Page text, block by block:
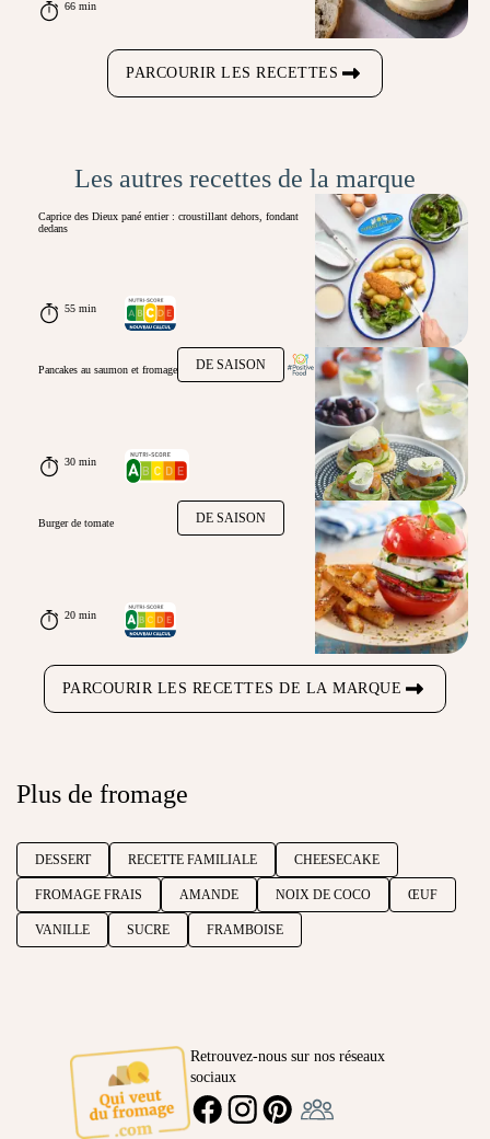
66 min
PARCOURIR LES RECETTES
Les autres recettes de la marque
Caprice des Dieux pané entier : croustillant dehors, fondant
dedans
55 min
DE SAISON
Pancakes au saumon et fromage
30 min
DE SAISON
Burger de tomate
20 min
PARCOURIR LES RECETTES DE LA MARQUE
Plus de fromage
DESSERT RECETTE FAMILIALE CHEESECAKE
FROMAGE FRAIS AMANDE NOIX DE COCO ŒUF
VANILLE SUCRE FRAMBOISE
Retrouvez-nous sur nos réseaux
sociaux
FACEBOOKINSTAGRAMPINTEREST